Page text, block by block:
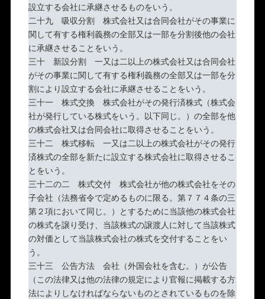
設立する会社に承継させるものをいう。
二十九 吸収分割 株式会社又は合同会社がその事業に
関して有する権利義務の全部又は一部を分割後他の会社
に承継させることをいう。
三十 新設分割 一又は二以上の株式会社又は合同会社
がその事業に関して有する権利義務の全部又は一部を分
割により設立する会社に承継させることをいう。
三十一 株式交換 株式会社がその発行済株式（株式会
社が発行している株式をいう。以下同じ。）の全部を他
の株式会社又は合同会社に取得させることをいう。
三十二 株式移転 一又は二以上の株式会社がその発行
済株式の全部を新たに設立する株式会社に取得させるこ
とをいう。
三十二の二 株式交付 株式会社が他の株式会社をその
子会社（法務省令で定めるものに限る。第７７４条の三
第２項において同じ。）とするために当該他の株式会社
の株式を譲り受け、当該株式の譲渡人に対して当該株式
の対価として当該株式会社の株式を交付することをい
う。
三十三 公告方法 会社（外国会社を含む。）が公告
（この法律又は他の法律の規定により官報に掲載する方
法によりしなければならないものとされているものを除